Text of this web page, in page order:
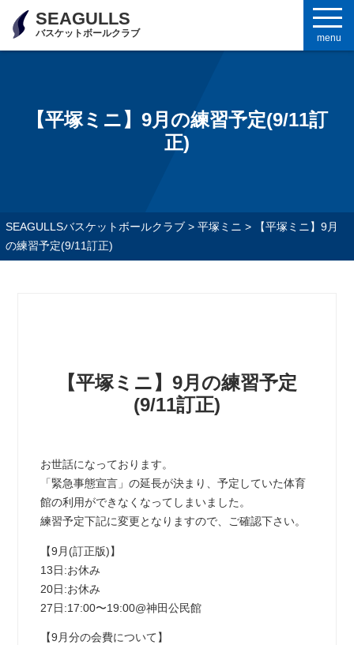
SEAGULLS
バスケットボールクラブ menu
【平塚ミニ】9月の練習予定(9/11訂
正)
SEAGULLSバスケットボールクラブ> 平塚ミニ >
【平塚ミニ】9月
の練習予定(9/11訂正)
【平塚ミニ】9月の練習予定
(9/11訂正)
お世話になっております。
「緊急事態宣言」の延長が決まり、予定していた体育
館の利用ができなくなってしまいました。
練習予定下記に変更となりますので、ご確認下さい。
【9月(訂正版)】
13日:お休み
20日:お休み
27日:17:00〜19:00@神田公民館
【9月分の会費について】